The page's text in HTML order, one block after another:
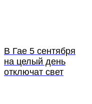
В Гае 5 сентября
на целый день
отключат свет